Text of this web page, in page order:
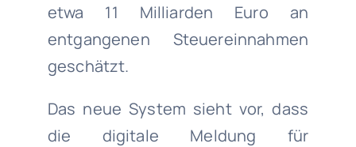
etwa 11 Milliarden Euro an
entgangenen Steuereinnahmen
geschätzt.
Das neue System sieht vor, dass
die digitale Meldung für